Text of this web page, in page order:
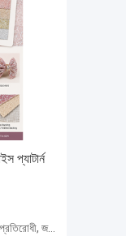
প্যাটার্ন
বায়ু প্রুফ